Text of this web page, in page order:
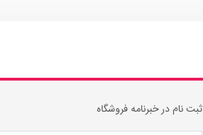
ثبت نام در خبرنامه فروشگاه